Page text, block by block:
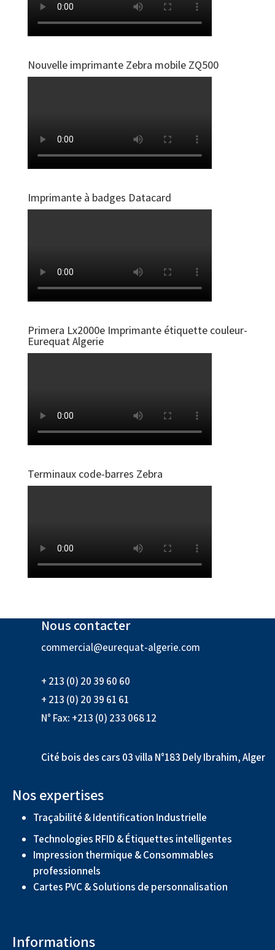
Nouvelle imprimante Zebra mobile ZQ500
Imprimante à badges Datacard
Primera Lx2000e Imprimante étiquette couleur-
Eurequat Algerie
Terminaux code-barres Zebra
Nous contacter
commercial@eurequat-algerie.com
+ 213 (0) 20 39 60 60
+ 213 (0) 20 39 61 61
N° Fax: +213 (0) 233 068 12
Cité bois des cars 03 villa N°183 Dely Ibrahim, Alger
Nos expertises
Traçabilité & Identification Industrielle
Technologies RFID & Étiquettes intelligentes
Impression thermique & Consommables
professionnels
Cartes PVC & Solutions de personnalisation
Informations